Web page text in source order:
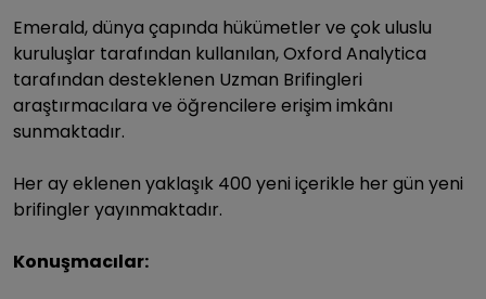
Emerald, dünya çapında hükümetler ve çok uluslu
kuruluşlar tarafından kullanılan, Oxford Analytica
tarafından desteklenen Uzman Brifingleri
araştırmacılara ve öğrencilere erişim imkânı
sunmaktadır.
Her ay eklenen yaklaşık 400 yeni içerikle her gün yeni
brifingler yayınmaktadır.
Konuşmacılar: